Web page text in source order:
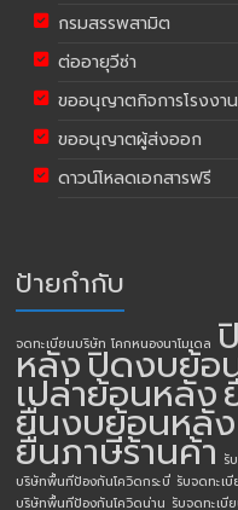
กรมสรรพสามิต
ต่ออายุวีซ่า
ขออนุญาตกิจการโรงงาน
ขออนุญาตผู้ส่งออก
ดาวน์โหลดเอกสารฟรี
ป้ายกำกับ
จดทะเบียนบริษัท โคกหนองนาโมเดล
หลังปิดงบย้อ
เปล่าย้อนหลัง
ยื่นงบย้อนหลัง
ยื่นภาษีร้านค้า รั
บริษัทพื้นทีป้องกันโควิดกระบี่ รับจดทะเ
บริษัทพื้นทีป้องกันโควิดน่าน รับจดทะเ